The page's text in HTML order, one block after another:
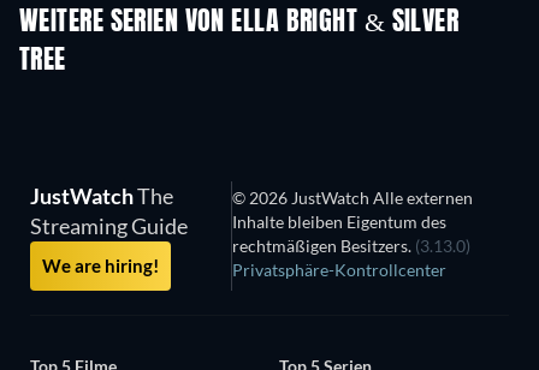
WEITERE SERIEN VON ELLA BRIGHT & SILVER
TREE
JustWatchThe
Streaming Guide
We are hiring!
© 2026 JustWatch Alle externen
Inhalte bleiben Eigentum des
rechtmäßigen Besitzers. (3.13.0)
Privatsphäre-Kontrollcenter
Top 5 Filme
Top 5 Serien